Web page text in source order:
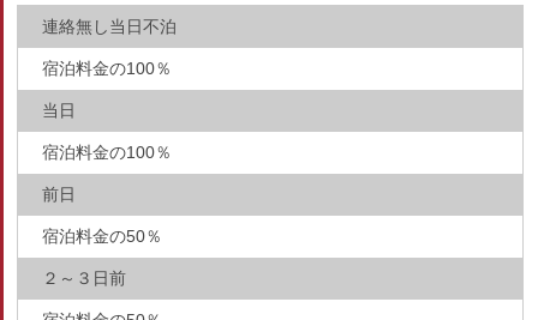
連絡無し当日不泊
宿泊料金の100％
当日
宿泊料金の100％
前日
宿泊料金の50％
２～３日前